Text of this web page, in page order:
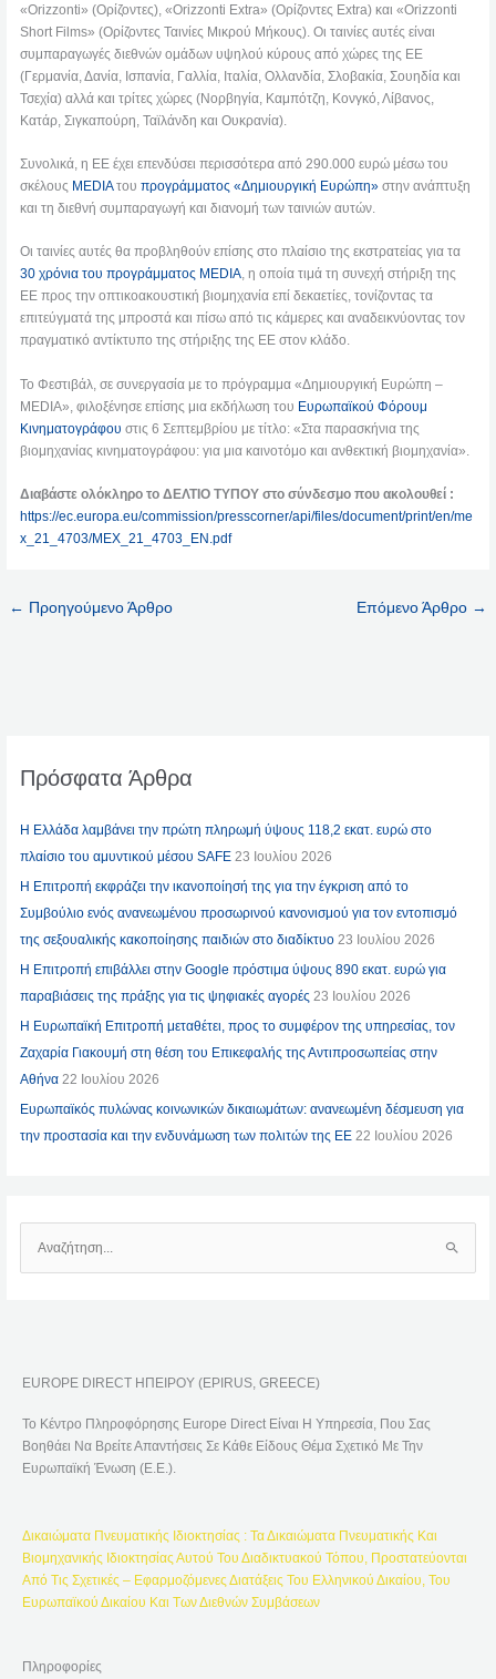
«Orizzonti» (Ορίζοντες), «Orizzonti Extra» (Ορίζοντες Extra) και «Orizzonti
Short Films» (Ορίζοντες Ταινίες Μικρού Μήκους). Οι ταινίες αυτές είναι
συμπαραγωγές διεθνών ομάδων υψηλού κύρους από χώρες της ΕΕ
(Γερμανία, Δανία, Ισπανία, Γαλλία, Ιταλία, Ολλανδία, Σλοβακία, Σουηδία και
Τσεχία) αλλά και τρίτες χώρες (Νορβηγία, Καμπότζη, Κονγκό, Λίβανος,
Κατάρ, Σιγκαπούρη, Ταϊλάνδη και Ουκρανία).
Συνολικά, η ΕΕ έχει επενδύσει περισσότερα από 290.000 ευρώ μέσω του
σκέλους MEDIAτουπρογράμματος «Δημιουργική Ευρώπη» στην ανάπτυξη
και τη διεθνή συμπαραγωγή και διανομή των ταινιών αυτών.
Οι ταινίες αυτές θα προβληθούν επίσης στο πλαίσιο της εκστρατείας για τα
30 χρόνια του προγράμματος MEDIA, η οποία τιμά τη συνεχή στήριξη της
ΕΕ προς την οπτικοακουστική βιομηχανία επί δεκαετίες, τονίζοντας τα
επιτεύγματά της μπροστά και πίσω από τις κάμερες και αναδεικνύοντας τον
πραγματικό αντίκτυπο της στήριξης της ΕΕ στον κλάδο.
Το Φεστιβάλ, σε συνεργασία με το πρόγραμμα «Δημιουργική Ευρώπη –
MEDIA», φιλοξένησε επίσης μια εκδήλωση του Ευρωπαϊκού Φόρουμ
Κινηματογράφου στις 6 Σεπτεμβρίου με τίτλο: «Στα παρασκήνια της
βιομηχανίας κινηματογράφου: για μια καινοτόμο και ανθεκτική βιομηχανία».
Διαβάστε ολόκληρο το ΔΕΛΤΙΟ ΤΥΠΟΥ στο σύνδεσμο που ακολουθεί :
https://ec.europa.eu/commission/presscorner/api/files/document/print/en/me
x_21_4703/MEX_21_4703_EN.pdf
← Προηγούμενο Άρθρο Επόμενο Άρθρο →
Πρόσφατα Άρθρα
Η Ελλάδα λαμβάνει την πρώτη πληρωμή ύψους 118,2 εκατ. ευρώ στο
πλαίσιο του αμυντικού μέσου SAFE 23 Ιουλίου 2026
Η Επιτροπή εκφράζει την ικανοποίησή της για την έγκριση από το
Συμβούλιο ενός ανανεωμένου προσωρινού κανονισμού για τον εντοπισμό
της σεξουαλικής κακοποίησης παιδιών στο διαδίκτυο 23 Ιουλίου 2026
Η Επιτροπή επιβάλλει στην Google πρόστιμα ύψους 890 εκατ. ευρώ για
παραβιάσεις της πράξης για τις ψηφιακές αγορές 23 Ιουλίου 2026
Η Ευρωπαϊκή Επιτροπή μεταθέτει, προς το συμφέρον της υπηρεσίας, τον
Ζαχαρία Γιακουμή στη θέση του Επικεφαλής της Αντιπροσωπείας στην
Αθήνα 22 Ιουλίου 2026
Ευρωπαϊκός πυλώνας κοινωνικών δικαιωμάτων: ανανεωμένη δέσμευση για
την προστασία και την ενδυνάμωση των πολιτών της ΕΕ 22 Ιουλίου 2026
Τ
Σ
Η
Α
EUROPE DIRECT ΗΠΕΙΡΟΥ (EPIRUS, GREECE)
Το Κέντρο Πληροφόρησης Europe Direct Είναι Η Υπηρεσία, Που Σας
Βοηθάει Να Βρείτε Απαντήσεις Σε Κάθε Είδους Θέμα Σχετικό Με Την
Ευρωπαϊκή Ένωση (Ε.Ε.).
Δικαιώματα Πνευματικής Ιδιοκτησίας : Τα Δικαιώματα Πνευματικής Και
Βιομηχανικής Ιδιοκτησίας Αυτού Του Διαδικτυακού Τόπου, Προστατεύονται
Από Τις Σχετικές – Εφαρμοζόμενες Διατάξεις Του Ελληνικού Δικαίου, Του
Ευρωπαϊκού Δικαίου Και Των Διεθνών Συμβάσεων
Πληροφορίες